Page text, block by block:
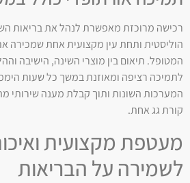
רכישה מרוכזת מאפשרת לנהל את בריאות
הוליסטית ותחת עין מקצועית אחת שמכירה
המטופל. תיאום בין מוצרי השינה, הישיבה
לתמיכה רציפה ומאוזנת במשך כל שעות
המערכות השונות ותוך קבלת מענה שירותי
קורת גג אחת.
מעטפת מקצועית
לשמירה על הבריאות